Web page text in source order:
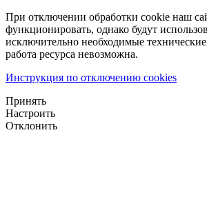
При отключении обработки cookie наш
функционировать, однако будут
исключительно необходимые
работа ресурса невозможна.
Инструкция по отключению cookies
Принять
Настроить
Отклонить